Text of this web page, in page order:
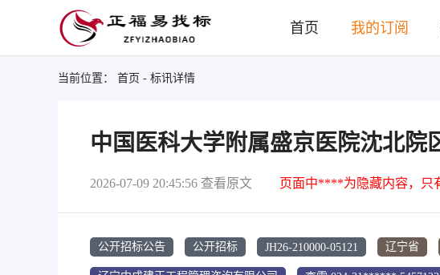
首页 我的订阅
当前位置： 首页 - 标讯详情
中国医科大学附属盛京医院沈北
2026-07-09 20:45:56 查看原文 页面中****为隐藏内容，只
公开招标公告 公开招标 JH26-210000-05121 辽宁省